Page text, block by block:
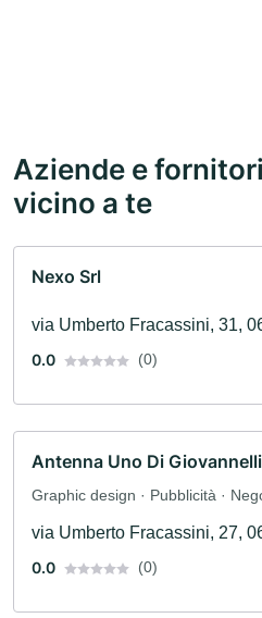
Aziende e
vicino a te
Nexo Srl
via Umberto Fracassini, 31,
0.0
(0)
Antenna Uno Di
Graphic design · Pubblicità ·
via Umberto Fracassini, 27,
0.0
(0)